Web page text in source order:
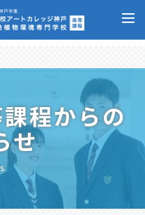
程からの
せ